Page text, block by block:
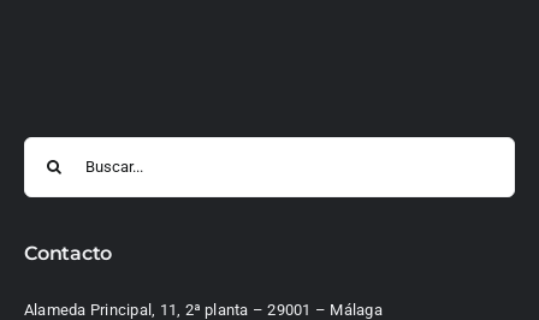
Contacto
Alameda Principal, 11, 2ª planta – 29001 – Málaga